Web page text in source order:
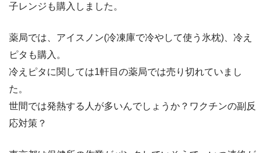
子レンジも購入しました。
薬局では、アイスノン(冷凍庫で冷やして使う氷枕)、冷え
ピタも購入。
冷えピタに関しては1軒目の薬局では売り切れていまし
た。
世間では発熱する人が多いんでしょうか？ワクチンの副反
応対策？